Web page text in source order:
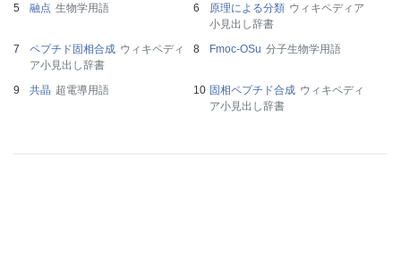
融点 生物学用語 原理による分類 ウィキペディア
小見出し辞書
ペプチド固相合成 ウィキペディ
ア小見出し辞書
Fmoc-OSu 分子生物学用語
共晶 超電導用語 固相ペプチド合成 ウィキペディ
ア小見出し辞書